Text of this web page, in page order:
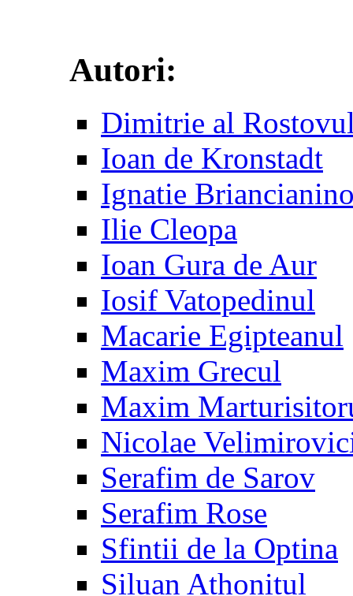
Autori:
Dimitrie al
Ioan de Kronstadt
Ignatie
Ilie Cleopa
Ioan Gura de Aur
Iosif Vatopedinul
Macarie Egipteanul
Maxim Grecul
Maxim
Nicolae
Serafim de Sarov
Serafim Rose
Sfintii de la Optina
Siluan Athonitul